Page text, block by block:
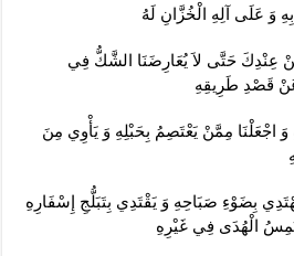
عَلَى آلِهِ الْخُزَّانِ لَهُ‏
عِنْدِكَ حَتَّى لاَ يُعَارِضَنَا الشَّكُّ فِي
عَنْ قَصْدِ طَرِيقِهِ‏
اجْعَلْنَا مِمَّنْ يَعْتَصِمُ بِحَبْلِهِ وَ يَأْوِي مِنَ
بِضَوْءِ صَبَاحِهِ وَ يَقْتَدِي بِتَبَلُّجِ إِسْفَارِهِ
الْهُدَى فِي غَيْرِهِ‏